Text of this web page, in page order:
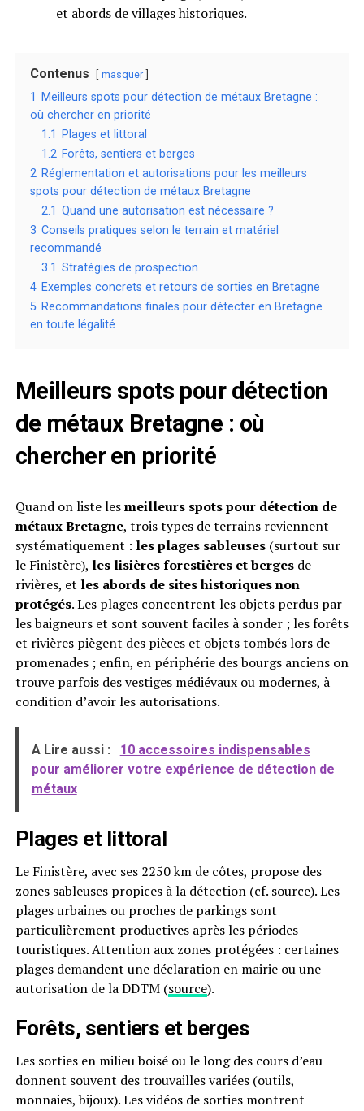
et abords de villages historiques.
Contenus masquer
1
Meilleurs spots pour détection de métaux Bretagne :
où chercher en priorité
1.1
Plages et littoral
1.2 Forêts, sentiers et berges
2 Réglementation et autorisations pour les meilleurs
spots pour détection de métaux Bretagne
2.1 Quand une autorisation est nécessaire ?
3 Conseils pratiques selon le terrain et matériel
recommandé
3.1 Stratégies de prospection
4 Exemples concrets et retours de sorties en Bretagne
5 Recommandations finales pour détecter en Bretagne
en toute légalité
Meilleurs spots pour détection
de métaux Bretagne : où
chercher en priorité
Quand on liste lesmeilleurs spots pour détection de
métaux Bretagne, trois types de terrains reviennent
systématiquement : les plages sableuses(surtout sur
le Finistère), les lisières forestières et bergesde
rivières, et les abords de sites historiques non
protégés. Les plages concentrent les objets perdus par
les baigneurs et sont souvent faciles à sonder ; les forêts
et rivières piègent des pièces et objets tombés lors de
promenades ; enfin, en périphérie des bourgs anciens on
trouve parfois des vestiges médiévaux ou modernes, à
condition d’avoir les autorisations.
A Lire aussi :
10 accessoires indispensables
pour améliorer votre expérience de détection de
métaux
Plages et littoral
Le Finistère, avec ses 2250 km de côtes, propose des
zones sableuses propices à la détection (cf. source). Les
plages urbaines ou proches de parkings sont
particulièrement productives après les périodes
touristiques. Attention aux zones protégées : certaines
plages demandent une déclaration en mairie ou une
autorisation de la DDTM (source).
Forêts, sentiers et berges
Les sorties en milieu boisé ou le long des cours d’eau
donnent souvent des trouvailles variées (outils,
monnaies, bijoux). Les vidéos de sorties montrent